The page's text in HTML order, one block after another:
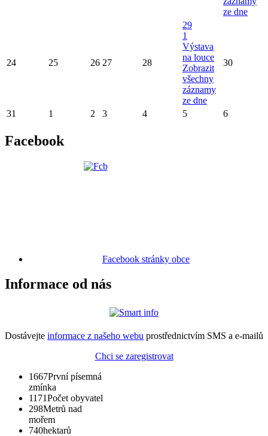
ze dne
24 25 26 27 28
29
1
Výstava
na louce
Zobrazit
všechny
záznamy
ze dne
30
31 1 2 3 4 5 6
Facebook
Facebook stránky obce
Informace od nás
Dostávejte informace z našeho webu prostřednictvím SMS a e-mailů
Chci se zaregistrovat
1667První písemná
zmínka
1171Počet obyvatel
298Metrů nad
mořem
740hektarů